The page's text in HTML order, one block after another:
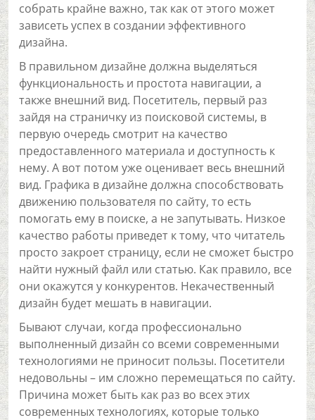
собрать крайне важно, так как от этого может
зависеть успех в создании эффективного
дизайна.
В правильном дизайне должна выделяться
функциональность и простота навигации, а
также внешний вид. Посетитель, первый раз
зайдя на страничку из поисковой системы, в
первую очередь смотрит на качество
предоставленного материала и доступность к
нему. А вот потом уже оценивает весь внешний
вид. Графика в дизайне должна способствовать
движению пользователя по сайту, то есть
помогать ему в поиске, а не запутывать. Низкое
качество работы приведет к тому, что читатель
просто закроет страницу, если не сможет быстро
найти нужный файл или статью. Как правило, все
они окажутся у конкурентов. Некачественный
дизайн будет мешать в навигации.
Бывают случаи, когда профессионально
выполненный дизайн со всеми современными
технологиями не приносит пользы. Посетители
недовольны – им сложно перемещаться по сайту.
Причина может быть как раз во всех этих
современных технологиях, которые только